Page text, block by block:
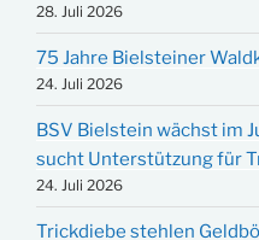
28. Juli 2026
75 Jahre Bielsteiner
24. Juli 2026
BSV Bielstein wächst im
sucht Unterstützung für
24. Juli 2026
Trickdiebe stehlen